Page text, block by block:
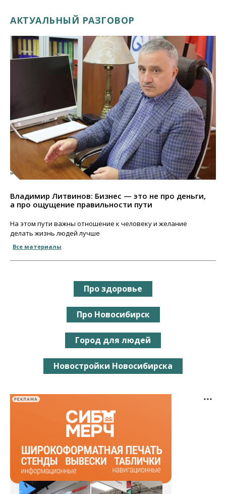
АКТУАЛЬНЫЙ РАЗГОВОР
Владимир Литвинов: Бизнес — это не про деньги,
а про ощущение правильности пути
На этом пути важны отношение к человеку и желание
делать жизнь людей лучше
Все материалы
Про здоровье
Про Новосибирск
Город для людей
Новостройки Новосибирска
РЕКЛАМА